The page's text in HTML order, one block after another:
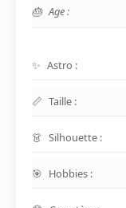
Age :
Astro :
Taille :
Silhouette :
Hobbies :